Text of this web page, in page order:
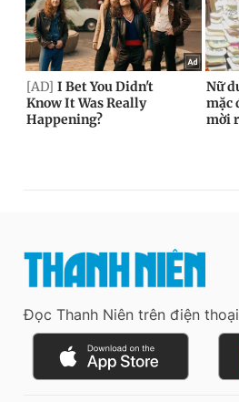
Đọc Thanh Niên trên điện thoại